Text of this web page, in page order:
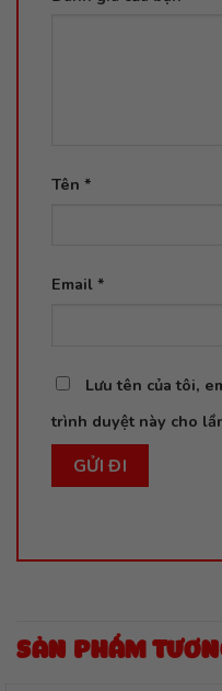
Tên *
Email *
Lưu tên của tôi,
trình duyệt này cho
SẢN PHẨM